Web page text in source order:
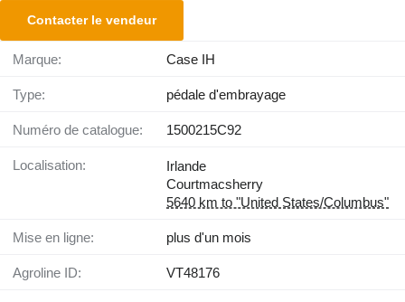
Contacter le vendeur
Marque: Case IH
Type: pédale d'embrayage
Numéro de catalogue: 1500215C92
Localisation:
Irlande
Courtmacsherry
5640 km to "United States/Columbus"
Mise en ligne: plus d'un mois
Agroline ID: VT48176